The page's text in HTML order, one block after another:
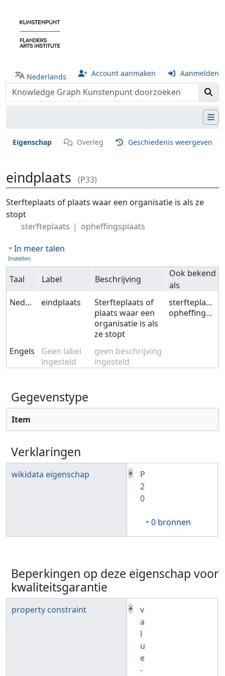
Nederlands Account aanmaken Aanmelden
Eigenschap Overleg Geschiedenis weergeven
eindplaats (P33)
Ga naar:navigatie,zoeken
Sterfteplaats of plaats waar een organisatie is als ze
stopt
sterfteplaats
opheffingsplaats
In meer talen
Instellen
Taal Label Beschrijving
Ook bekend
als
Nederlands
eindplaats
Sterfteplaats of
plaats waar een
organisatie is als
ze stopt
sterfteplaats
opheffingsplaats
Engels
Geen label
ingesteld
geen beschrijving
ingesteld
Gegevenstype
Item
Verklaringen
wikidata eigenschap
P
2
0
0 bronnen
Beperkingen op deze eigenschap voor
kwaliteitsgarantie
property constraint
v
a
l
u
e
-